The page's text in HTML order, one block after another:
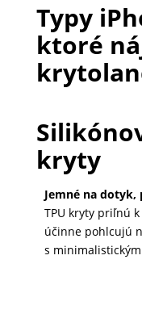
POPSOCKETY
SMART
PRÍSLUŠENSTVO
Typy
ktoré
kryty
Jemné na dotyk,
TPU kryty priľnú
účinne pohlcujú
s